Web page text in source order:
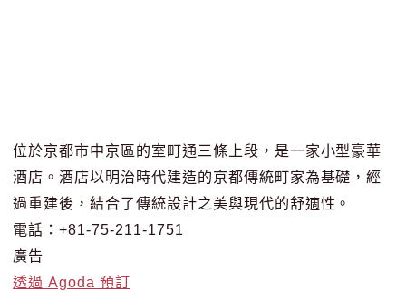
位於京都市中京區的室町通三條上段，是一家小型豪華
酒店。酒店以明治時代建造的京都傳統町家為基礎，經
過重建後，結合了傳統設計之美與現代的舒適性。
電話：+81-75-211-1751
廣告
透過 Agoda 預訂